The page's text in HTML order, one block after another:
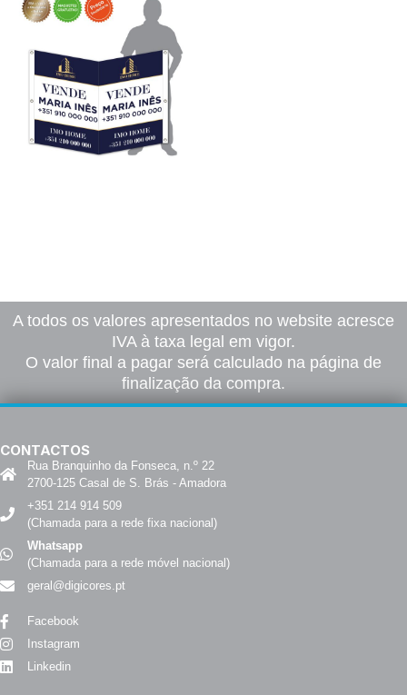
A todos os valores apresentados no website acresce
IVA à taxa legal em vigor.
O valor final a pagar será calculado na página de
finalização da compra.
CONTACTOS
Rua Branquinho da Fonseca, n.º 22
2700-125 Casal de S. Brás - Amadora
+351 214 914 509
(Chamada para a rede fixa nacional)
Whatsapp
(Chamada para a rede móvel nacional)
geral@digicores.pt
Facebook
Instagram
Linkedin